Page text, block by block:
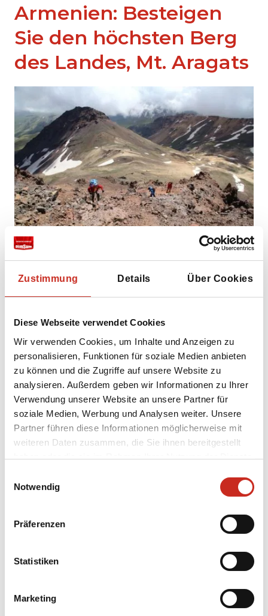
Zustimmung Details Über Cookies
Diese Webseite verwendet Cookies
Wir verwenden Cookies, um Inhalte und Anzeigen zu
personalisieren, Funktionen für soziale Medien anbieten
zu können und die Zugriffe auf unsere Website zu
analysieren. Außerdem geben wir Informationen zu Ihrer
Verwendung unserer Website an unsere Partner für
soziale Medien, Werbung und Analysen weiter. Unsere
Partner führen diese Informationen möglicherweise mit
weiteren Daten zusammen, die Sie ihnen bereitgestellt
haben oder die sie im Rahmen Ihrer Nutzung der Dienste
Notwendig
Präferenzen
Statistiken
Marketing
Armenien: Besteigen
Sie den höchsten Berg
des Landes, Mt. Aragats
Mt. Aragats ist ein erloschener Vulkanund der
höchste Berg Armeniens. Die vier Gipfel von Mt.
höchste Gipfel erreicht 4095 Meter und kann
an einem Tag bestiegen werden. Sie
campieren am Kari-See auf 3200 Metern und
bewältigen die Strecke zur Spitze in etwa 7
Stunden. Am selben Tag können Sie nach
Jerewan zurückkehren.
Erfahren Sie hier mehr über Mt. Aragats.
Indonesien, Nord-
Sumatra: Trekking
durch den Dschungel
im Gunung Leuser